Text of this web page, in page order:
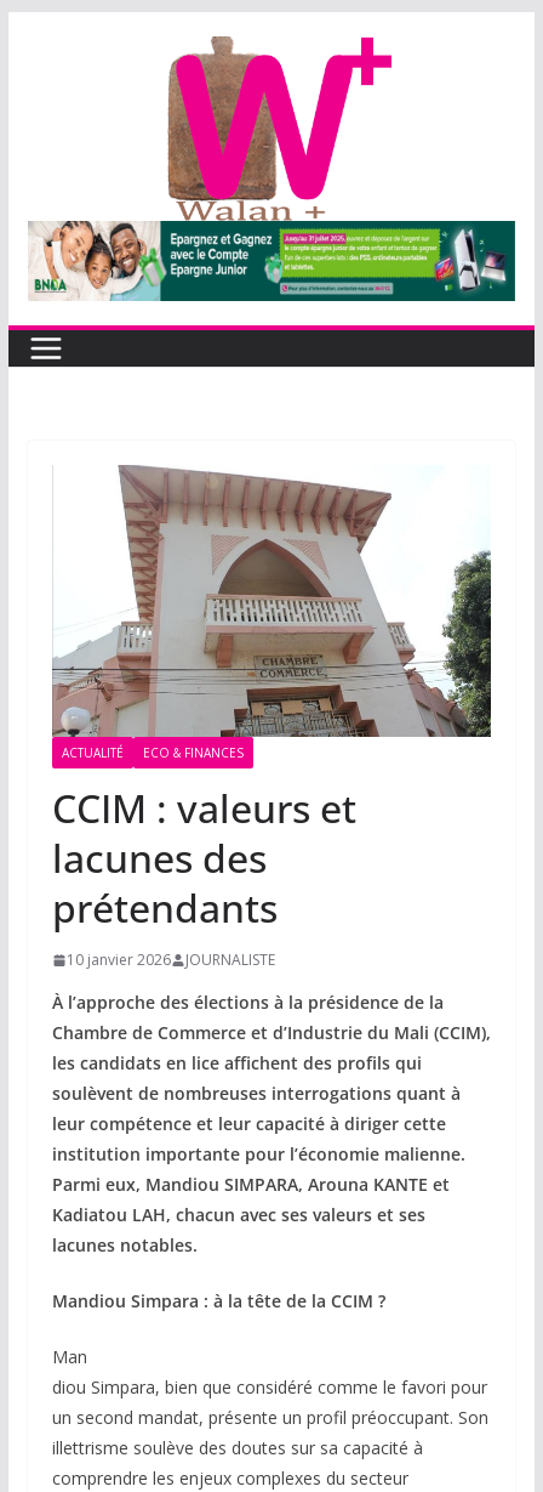
ACTUALITÉ ECO & FINANCES
CCIM : valeurs et
lacunes des
prétendants
10 janvier 2026 JOURNALISTE
À l’approche des élections à la présidence de la
Chambre de Commerce et d’Industrie du Mali (CCIM),
les candidats en lice affichent des profils qui
soulèvent de nombreuses interrogations quant à
leur compétence et leur capacité à diriger cette
institution importante pour l’économie malienne.
Parmi eux, Mandiou SIMPARA, Arouna KANTE et
Kadiatou LAH, chacun avec ses valeurs et ses
lacunes notables.
Mandiou Simpara : à la tête de la CCIM ?
Man
diou Simpara, bien que considéré comme le favori pour
un second mandat, présente un profil préoccupant. Son
illettrisme soulève des doutes sur sa capacité à
comprendre les enjeux complexes du secteur